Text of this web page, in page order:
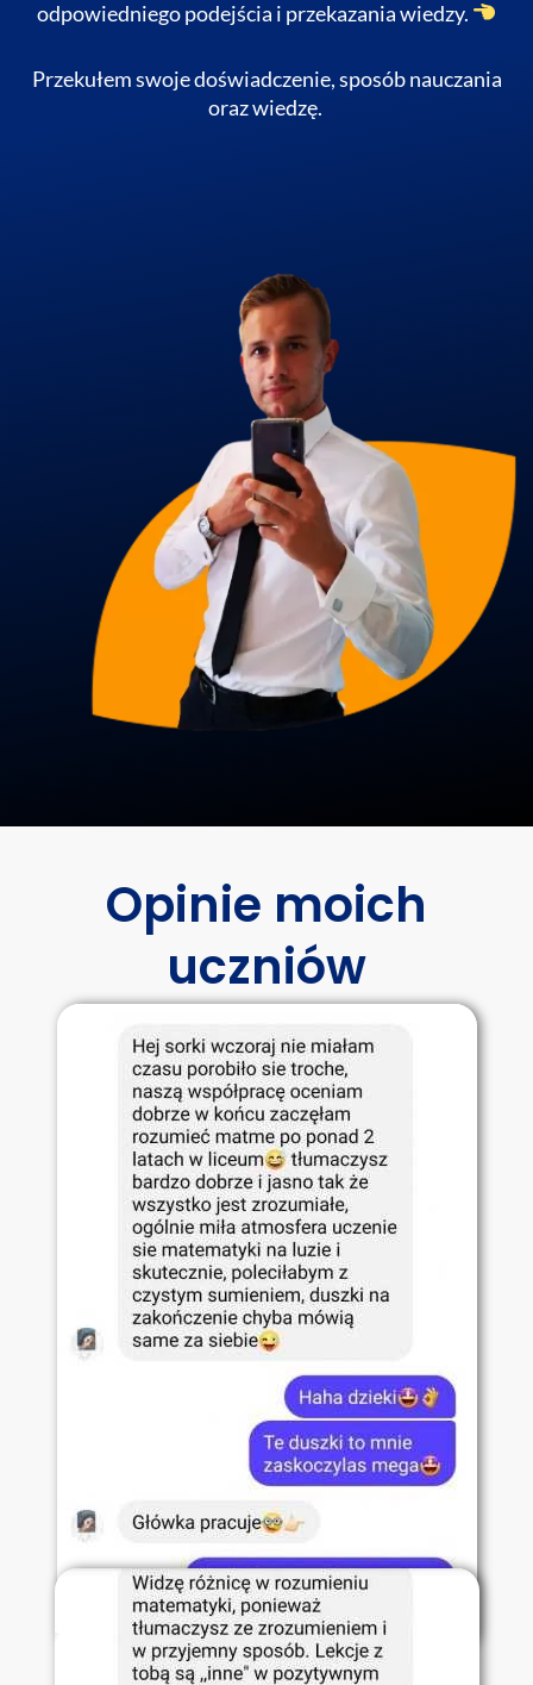
odpowiedniego podejścia i przekazania wiedzy.
Przekułem swoje doświadczenie, sposób nauczania
oraz wiedzę.
Opinie moich
uczniów